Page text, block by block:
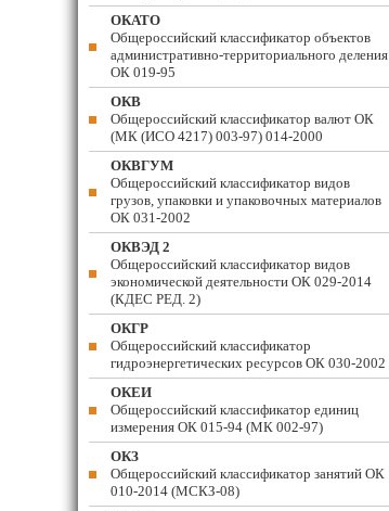
ОКАТО
Общероссийский классификатор объектов
административно-территориального деления
ОК 019-95
ОКВ
Общероссийский классификатор валют ОК
(МК (ИСО 4217) 003-97) 014-2000
ОКВГУМ
Общероссийский классификатор видов
грузов, упаковки и упаковочных материалов
ОК 031-2002
ОКВЭД 2
Общероссийский классификатор видов
экономической деятельности ОК 029-2014
(КДЕС РЕД. 2)
ОКГР
Общероссийский классификатор
гидроэнергетических ресурсов ОК 030-2002
ОКЕИ
Общероссийский классификатор единиц
измерения ОК 015-94 (МК 002-97)
ОКЗ
Общероссийский классификатор занятий ОК
010-2014 (МСКЗ-08)